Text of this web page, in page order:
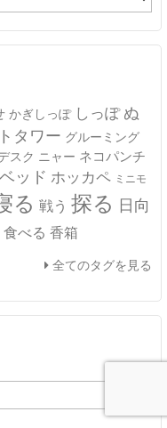
かぎしっぽ しっぽ ぬ
タワー グルーミング
スク ニャー ネコパンチ
ベッド ホッカペ ミニモ
る 戦う 探る 日向
食べる 香箱
全てのタグを見る